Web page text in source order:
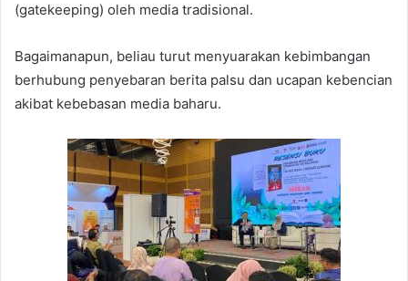
(gatekeeping) oleh media tradisional.
Bagaimanapun, beliau turut menyuarakan kebimbangan
berhubung penyebaran berita palsu dan ucapan kebencian
akibat kebebasan media baharu.